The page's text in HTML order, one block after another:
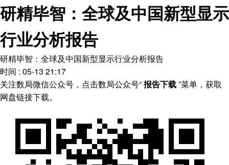
研精毕智：全球及中国新型显示
行业分析报告
研精毕智：全球及中国新型显示行业分析报告
时间 : 05-13 21:17
关注数局微信公众号，点击数局公众号“报告下载”菜单，获取
网盘链接下载。